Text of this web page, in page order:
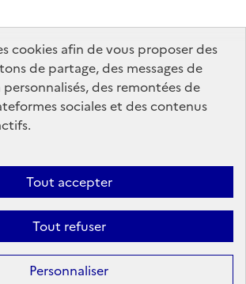
cookies afin de vous proposer des
de partage, des messages de
des remontées de
sociales et des contenus
Tout accepter
Tout refuser
Personnaliser
info.gouv.fr
data.gouv.fr
légales
d’utilisation des témoins de connexion
tous les contenus de ce site sont sous